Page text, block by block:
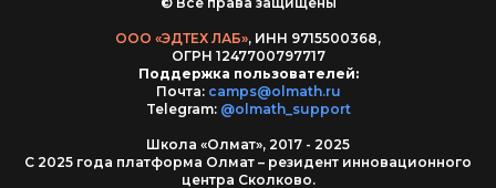
ООО «ЭДТЕХ ЛАБ», ИНН 9715500368,
ОГРН 1247700797717
Поддержка пользователей:
Почта: camps@olmath.ru
Telegram: @olmath_support
Школа «Олмат», 2017 - 2025
С 2025 года платформа Олмат – резидент инновационного
центра Сколково.